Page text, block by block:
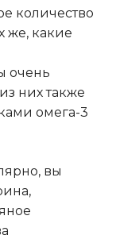
количество
же, какие
очень
них также
омега-3
вы